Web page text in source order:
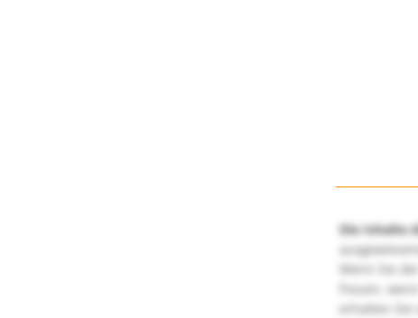
Die Inhalte
Wenn Sie
freuen,
erhalten